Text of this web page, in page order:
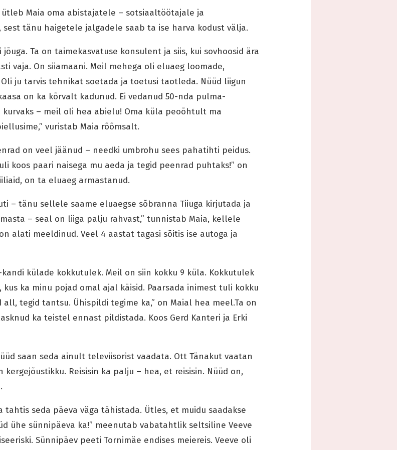
Maia oma abistajatele – sotsiaaltöötajale ja
tänu haigetele jalgadele saab ta ise harva kodust välja.
Ta on taimekasvatuse konsulent ja siis, kui sovhoosid ära
vaja. On siiamaani. Meil mehega oli eluaeg loomade,
ju tarvis tehnikat soetada ja toetusi taotleda. Nüüd liigun
on ka kõrvalt kadunud. Ei vedanud 50-nda pulma-
– meil oli hea abielu! Oma küla peoõhtult ma
vuristab Maia rõõmsalt.
on veel jäänud – needki umbrohu sees pahatihti peidus.
koos paari naisega mu aeda ja tegid peenrad puhtaks!” on
on ta eluaeg armastanud.
– tänu sellele saame eluaegse sõbranna Tiiuga kirjutada ja
– seal on liiga palju rahvast,” tunnistab Maia, kellele
alati meeldinud. Veel 4 aastat tagasi sõitis ise autoga ja
kandi külade kokkutulek. Meil on siin kokku 9 küla. Kokkutulek
kus ka minu pojad omal ajal käisid. Paarsada inimest tuli kokku
tegid tantsu. Ühispildi tegime ka,” on Maial hea meel.Ta on
ka teistel ennast pildistada. Koos Gerd Kanteri ja Erki
saan seda ainult televiisorist vaadata. Ott Tänakut vaatan
Reisisin ka palju – hea, et reisisin. Nüüd on,
tahtis seda päeva väga tähistada. Ütles, et muidu saadakse
ühe sünnipäeva ka!” meenutab vabatahtlik seltsiline Veeve
Sünnipäev peeti Tornimäe endises meiereis. Veeve oli